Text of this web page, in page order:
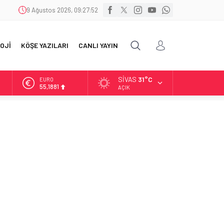
9 Ağustos 2026, 09:27:53
KÖŞE YAZILARI CANLI YAYIN
ALTIN
6.660,55
SIVAS 31°C
AÇIK